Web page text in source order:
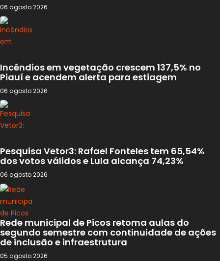
06 agosto 2026
Incêndios em vegetação crescem 137,5% no
Piauí e acendem alerta para estiagem
06 agosto 2026
Pesquisa Vetor3: Rafael Fonteles tem 65,54%
dos votos válidos e Lula alcança 74,23%
06 agosto 2026
Rede municipal de Picos retoma aulas do
segundo semestre com continuidade de ações
de inclusão e infraestrutura
05 agosto 2026